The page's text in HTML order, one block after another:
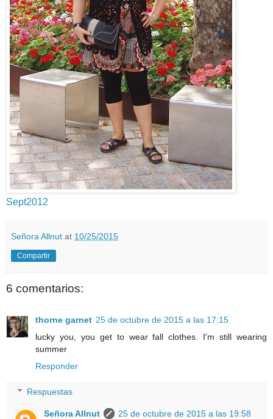
Sept2012
Señora Allnut at 10/25/2015
Compartir
6 comentarios:
thorne garnet 25 de octubre de 2015 a las 17:15
lucky you, you get to wear fall clothes. I'm still wearing
summer
Responder
Respuestas
Señora Allnut
25 de octubre de 2015 a las 19:58